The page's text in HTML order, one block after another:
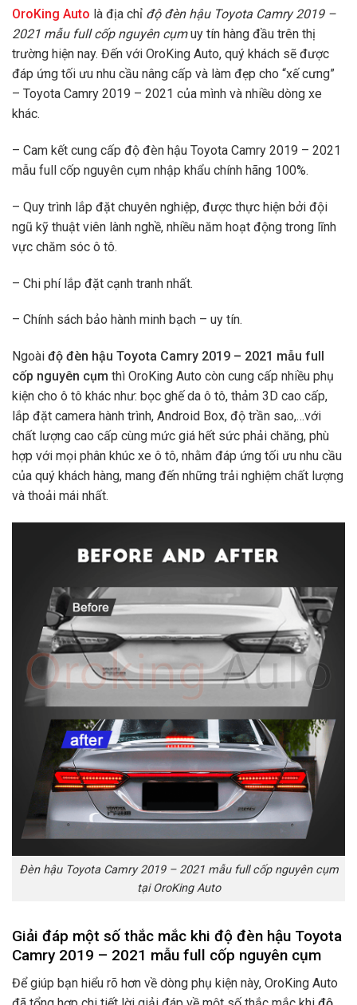
OroKing Auto là địa chỉ độ đèn hậu Toyota Camry 2019 –
2021 mẫu full cốp nguyên cụmuy tín hàng đầu trên thị
trường hiện nay. Đến với OroKing Auto, quý khách sẽ được
đáp ứng tối ưu nhu cầu nâng cấp và làm đẹp cho “xế cưng”
– Toyota Camry 2019 – 2021 của mình và nhiều dòng xe
khác.
– Cam kết cung cấp độ đèn hậu Toyota Camry 2019 – 2021
mẫu full cốp nguyên cụm nhập khẩu chính hãng 100%.
– Quy trình lắp đặt chuyên nghiệp, được thực hiện bởi đội
ngũ kỹ thuật viên lành nghề, nhiều năm hoạt động trong lĩnh
vực chăm sóc ô tô.
– Chi phí lắp đặt cạnh tranh nhất.
– Chính sách bảo hành minh bạch – uy tín.
Ngoài độ đèn hậu Toyota Camry 2019 – 2021 mẫu full
cốp nguyên cụm thì OroKing Auto còn cung cấp nhiều phụ
kiện cho ô tô khác như: bọc ghế da ô tô, thảm 3D cao cấp,
lắp đặt camera hành trình, Android Box, độ trần sao,…với
chất lượng cao cấp cùng mức giá hết sức phải chăng, phù
hợp với mọi phân khúc xe ô tô, nhằm đáp ứng tối ưu nhu cầu
của quý khách hàng, mang đến những trải nghiệm chất lượng
và thoải mái nhất.
Đèn hậu Toyota Camry 2019 – 2021 mẫu full cốp nguyên cụm
tại OroKing Auto
Giải đáp một số thắc mắc khi độ đèn hậu Toyota
Camry 2019 – 2021 mẫu full cốp nguyên cụm
Để giúp bạn hiểu rõ hơn về dòng phụ kiện này, OroKing Auto